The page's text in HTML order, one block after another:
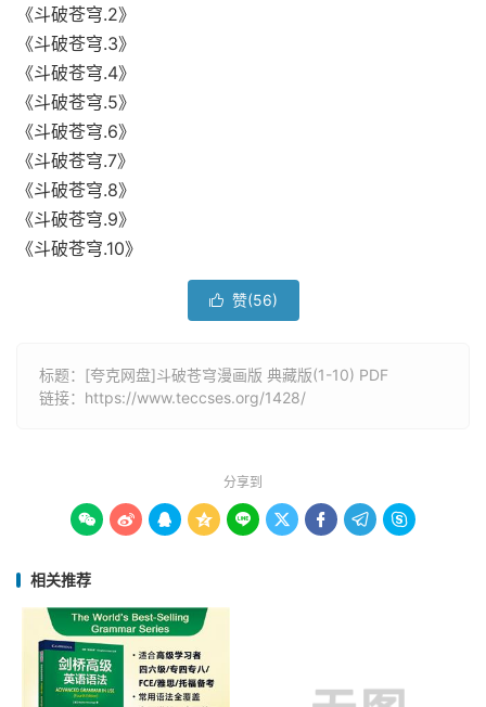
《斗破苍穹.2》
《斗破苍穹.3》
《斗破苍穹.4》
《斗破苍穹.5》
《斗破苍穹.6》
《斗破苍穹.7》
《斗破苍穹.8》
《斗破苍穹.9》
《斗破苍穹.10》
 赞(56)
标题：[夸克网盘]斗破苍穹漫画版 典藏版(1-10) PDF
链接： https://www.teccses.org/1428/
分享到
        
相关推荐